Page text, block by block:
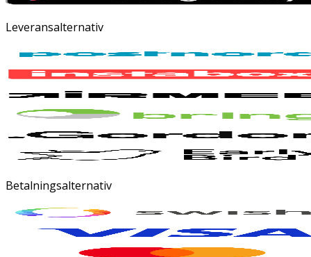
Leveransalternativ
Betalningsalternativ